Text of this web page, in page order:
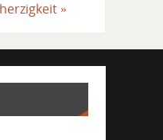
»